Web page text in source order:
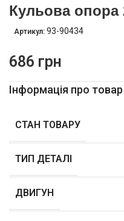
Кульова опора
Артикул: 93-90434
686 грн
Інформація про товар
СТАН ТОВАРУ
ТИП ДЕТАЛІ
ДВИГУН